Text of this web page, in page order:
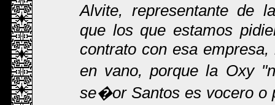
Alvite, representante de
que los que estamos
contrato con esa
en vano, porque la Oxy
se�or Santos es vocero o